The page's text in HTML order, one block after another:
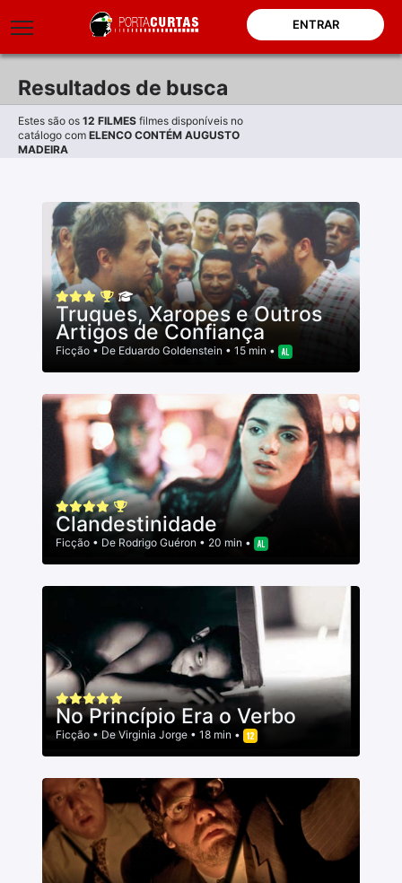
ENTRAR
Resultados de busca
Estes são os 12 FILMES filmes disponíveis no
catálogo com ELENCO CONTÉM AUGUSTO
MADEIRA
Truques, Xaropes e Outros
Artigos de Confiança
Ficção • De Eduardo Goldenstein • 15 min •
Clandestinidade
Ficção • De Rodrigo Guéron • 20 min •
No Princípio Era o Verbo
Ficção • De Virginia Jorge • 18 min •